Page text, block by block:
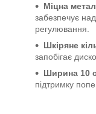
Міцна
забезпечує
регулювання.
Шкіряне
запобігає
Ширина 10
підтримку